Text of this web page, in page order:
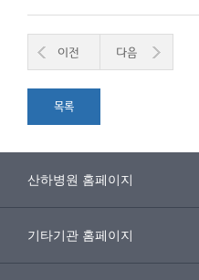
이전 다음
목록